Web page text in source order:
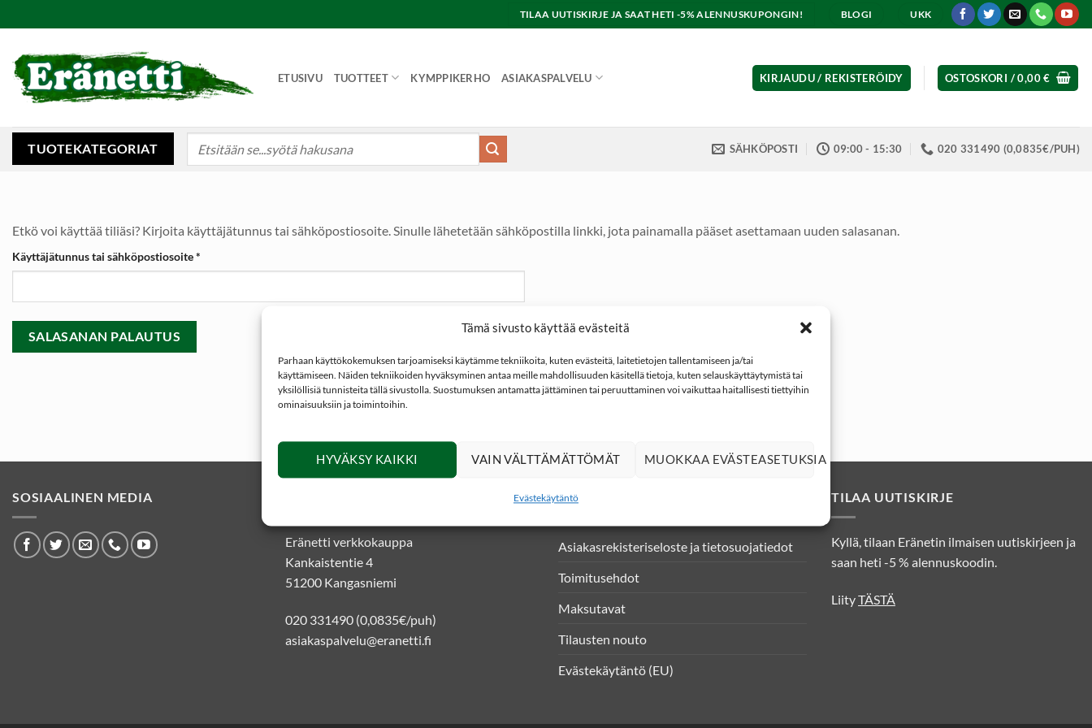
Tämä sivusto käyttää evästeitä
Parhaan käyttökokemuksen tarjoamiseksi käytämme tekniikoita, kuten evästeitä, laitetietojen tallentamiseen ja/tai
käyttämiseen. Näiden tekniikoiden hyväksyminen antaa meille mahdollisuuden käsitellä tietoja, kuten selauskäyttäytymistä tai
yksilöllisiä tunnisteita tällä sivustolla. Suostumuksen antamatta jättäminen tai peruuttaminen voi vaikuttaa haitallisesti tiettyihin
ominaisuuksiin ja toimintoihin.
HYVÄKSY KAIKKI VAIN VÄLTTÄMÄTTÖMÄT MUOKKAA EVÄSTEASETUKSIA
Evästekäytäntö
to
content
TILAA UUTISKIRJE JA SAAT HETI -5% ALENNUSKUPONGIN! BLOGI UKK
ETUSIVU TUOTTEET KYMPPIKERHO ASIAKASPALVELU KIRJAUDU / REKISTERÖIDY OSTOSKORI /0,00€
TUOTEKATEGORIAT SÄHKÖPOSTI 09:00 - 15:30 020 331490 (0,0835€/PUH)
Etkö voi käyttää tiliäsi? Kirjoita käyttäjätunnus tai sähköpostiosoite. Sinulle lähetetään sähköpostilla linkki, jota painamalla pääset asettamaan uuden salasanan.
Käyttäjätunnus tai sähköpostiosoite*
SALASANAN PALAUTUS
SOSIAALINEN MEDIA
Eränetti verkkokauppa
Kankaistentie 4
51200 Kangasniemi
020 331490 (0,0835€/puh)
asiakaspalvelu@eranetti.fi
INFO
Asiakasrekisteriseloste ja tietosuojatiedot
Toimitusehdot
Maksutavat
Tilausten nouto
Evästekäytäntö (EU)
TILAA UUTISKIRJE
Kyllä, tilaan Eränetin ilmaisen uutiskirjeen ja
saan heti -5 % alennuskoodin.
LiityTÄSTÄ